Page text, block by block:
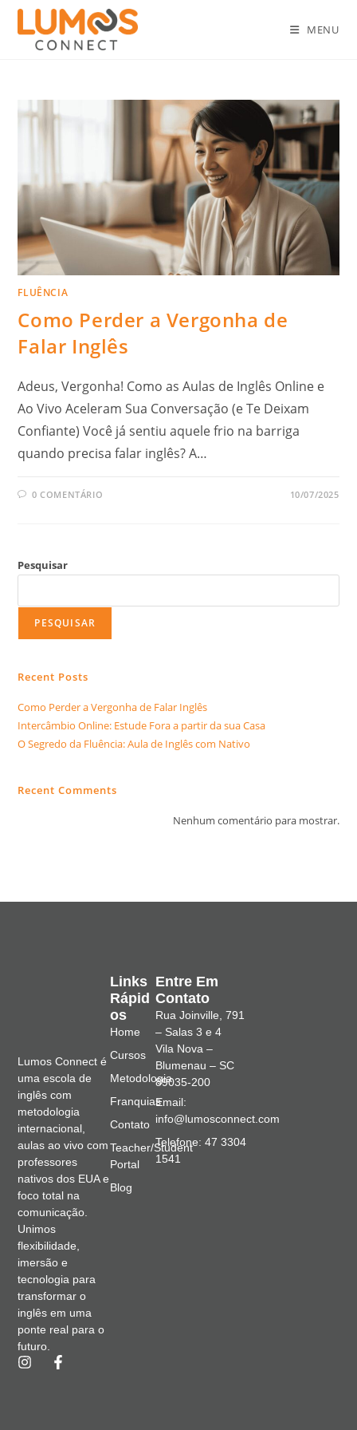
MENU
FLUÊNCIA
Como Perder a Vergonha de
Falar Inglês
Adeus, Vergonha! Como as Aulas de Inglês Online e
Ao Vivo Aceleram Sua Conversação (e Te Deixam
Confiante) Você já sentiu aquele frio na barriga
quando precisa falar inglês? A…
0 COMENTÁRIO 10/07/2025
Pesquisar
PESQUISAR
Recent Posts
Como Perder a Vergonha de Falar Inglês
Intercâmbio Online: Estude Fora a partir da sua Casa
O Segredo da Fluência: Aula de Inglês com Nativo
Recent Comments
Nenhum comentário para mostrar.
Lumos Connect é
uma escola de
inglês com
metodologia
internacional,
aulas ao vivo com
professores
nativos dos EUA e
foco total na
comunicação.
Unimos
flexibilidade,
imersão e
tecnologia para
transformar o
inglês em uma
ponte real para o
futuro.
Links
Rápid
Os
Home
Cursos
Metodologia
Franquias
Contato
Teacher/Student
Portal
Blog
Entre Em
Contato
Rua Joinville, 791
– Salas 3 e 4
Vila Nova –
Blumenau – SC
89035-200
Email:
info@lumosconnect.com
Telefone: 47 3304
1541